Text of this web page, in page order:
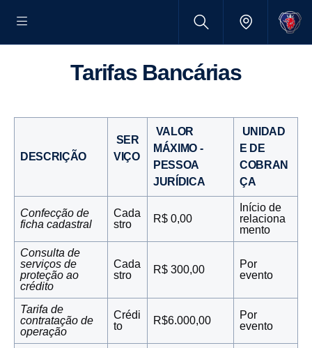
Tarifas Bancárias
DESCRIÇÃO
SER
VIÇO
VALOR
MÁXIMO -
PESSOA
JURÍDICA
UNIDAD
E DE
COBRAN
ÇA
Confecção de
ficha cadastral
Cada
stro
R$ 0,00
Início de
relaciona
mento
Consulta de
serviços de
proteção ao
crédito
Cada
stro
R$ 300,00
Por
evento
Tarifa de
contratação de
operação
Crédi
to
R$6.000,00
Por
evento